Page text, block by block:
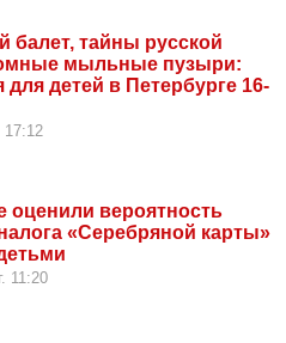
балет, тайны русской
мыльные пузыри:
для детей в Петербурге 16-
17:12
оценили вероятность
«Серебряной карты»
11:20